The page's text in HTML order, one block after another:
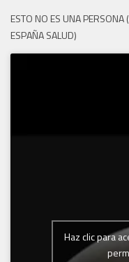
ESTO NO ES UNA PERSONA
ESPAÑA SALUD)
Haz clic para